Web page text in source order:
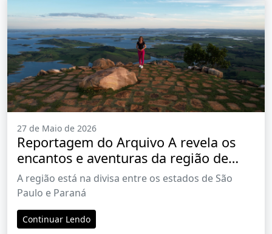
27 de Maio de 2026
Reportagem do Arquivo A revela os
encantos e aventuras da região de
Angra Doce
A região está na divisa entre os estados de São
Paulo e Paraná
Continuar Lendo